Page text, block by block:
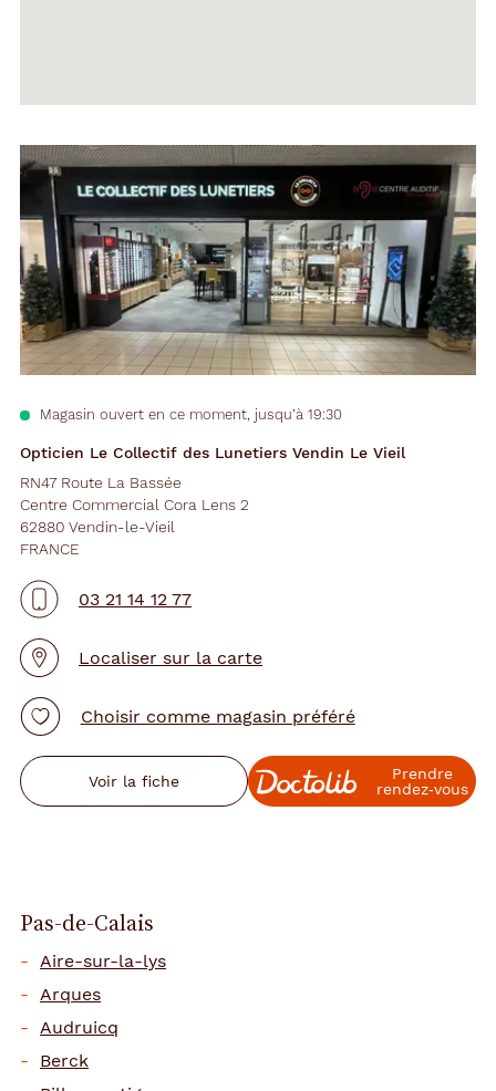
Voir
la
fiche
Opticien Le Collectif des Lunetiers Vendin Le Vieil
Magasin ouvert en ce moment, jusqu’à 19:30
RN47 Route La Bassée
Centre Commercial Cora Lens 2
62880 Vendin-le-Vieil
FRANCE
03 21 14 12 77
Localiser sur la carte
Choisir comme magasin préféré
Voir la fiche
Prendre
rendez‑vous
Pas-de-Calais
Aire-sur-la-lys
Arques
Audruicq
Berck